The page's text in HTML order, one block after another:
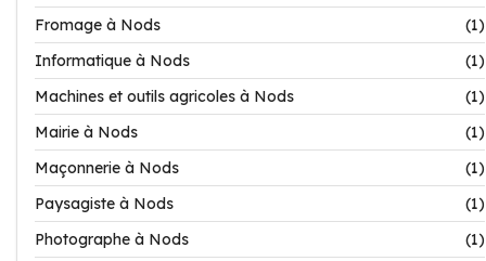
Fromage à Nods
(1)
Informatique à Nods
(1)
Machines et outils agricoles à Nods
(1)
Mairie à Nods
(1)
Maçonnerie à Nods
(1)
Paysagiste à Nods
(1)
Photographe à Nods
(1)